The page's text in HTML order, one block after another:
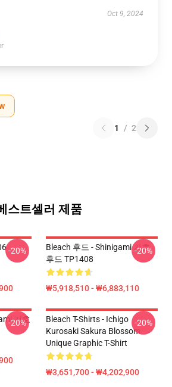
Oct 9, 2024
1 / 2
스트셀러 제품
-20%
Bleach 후드 - Shinigami 기호
후드 TP1408
₩5,918,510 - ₩6,883,110
-20%
기호
-20%
Bleach T-Shirts - Ichigo
Kurosaki Sakura Blossom
Unique Graphic T-Shirt
₩3,651,700 - ₩4,202,900
-20%